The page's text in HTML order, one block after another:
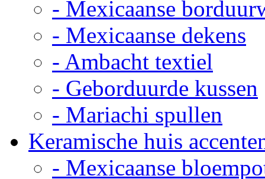
- Mexicaanse
- Mexicaanse dekens
- Ambacht textiel
- Geborduurde kussen
- Mariachi spullen
Keramische huis
- Mexicaanse